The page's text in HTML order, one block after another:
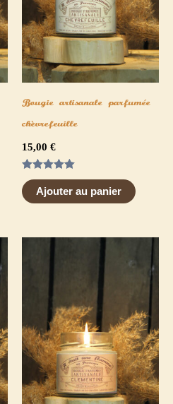
Bougie artisanale parfumée
chèvrefeuille
15,00 €
Note
5.00
sur 5
Ajouter au panier